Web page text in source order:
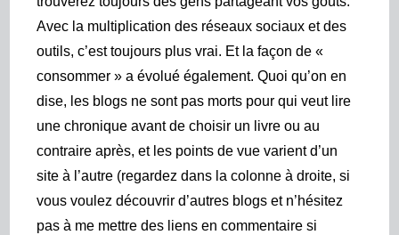
Avec la multiplication des réseaux sociaux et des
outils, c’est toujours plus vrai. Et la façon de «
consommer » a évolué également. Quoi qu’on en
dise, les blogs ne sont pas morts pour qui veut lire
une chronique avant de choisir un livre ou au
contraire après, et les points de vue varient d’un
site à l’autre (regardez dans la colonne à droite, si
vous voulez découvrir d’autres blogs et n’hésitez
pas à me mettre des liens en commentaire si